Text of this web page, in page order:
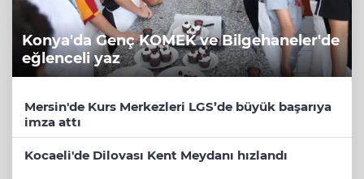
Konya'da Genç KOMEK ve Bilgehaneler'de
eğlenceli yaz
Mersin'de Kurs Merkezleri LGS’de büyük başarıya
imza attı
Kocaeli'de Dilovası Kent Meydanı hızlandı